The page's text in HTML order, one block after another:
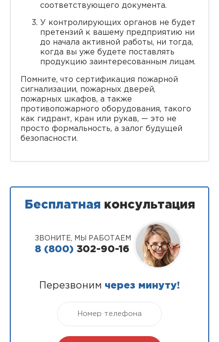
соответствующего документа.
У контролирующих органов не будет
претензий к вашему предприятию ни
до начала активной работы, ни тогда,
когда вы уже будете поставлять
продукцию заинтересованным лицам.
Помните, что сертификация пожарной
сигнализации, пожарных дверей,
пожарных шкафов, а также
противопожарного оборудования, такого
как гидрант, кран или рукав, — это не
просто формальность, а залог будущей
безопасности.
Бесплатная консультация
ЗВОНИТЕ, МЫ РАБОТАЕМ
8 (800) 302-90-16
Перезвоним через минуту!